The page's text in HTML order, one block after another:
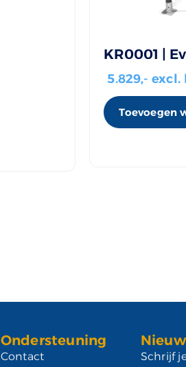
KR0001 |
5.829,- excl.
Toevoegen
Ondersteuning
Contact
Schrijf